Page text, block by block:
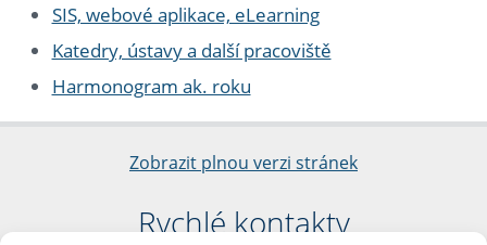
SIS, webové aplikace, eLearning
Katedry, ústavy a další pracoviště
Harmonogram ak. roku
Zobrazit plnou verzi stránek
Rychlé kontakty